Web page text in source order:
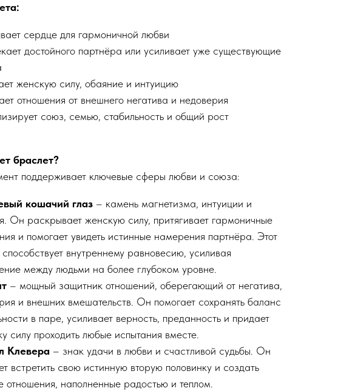
сердце для гармоничной любви
достойного партнёра или усиливает уже существующие
женскую силу, обаяние и интуицию
отношения от внешнего негатива и недоверия
союз, семью, стабильность и общий рост
браслет?
поддерживает ключевые сферы любви и союза:
кошачий глаз – камень магнетизма, интуиции и
Он раскрывает женскую силу, притягивает гармоничные
и помогает увидеть истинные намерения партнёра. Этот
внутреннему равновесию, усиливая
между людьми на более глубоком уровне.
– мощный защитник отношений, оберегающий от негатива,
и внешних вмешательств. Он помогает сохранять баланс
в паре, усиливает верность, преданность и придает
силу проходить любые испытания вместе.
Клевера – знак удачи в любви и счастливой судьбы. Он
встретить свою истинную вторую половинку и создать
отношения, наполненные радостью и теплом.